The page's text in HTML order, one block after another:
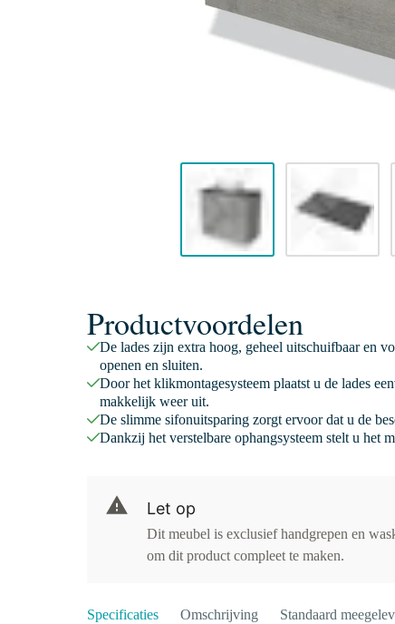
Productvoordelen
De lades zijn extra hoog, geheel uitschuifbaar en
openen en sluiten.
Door het klikmontagesysteem plaatst u de lades
makkelijk weer uit.
De slimme sifonuitsparing zorgt ervoor dat u de
Dankzij het verstelbare ophangsysteem stelt u het
Let op
Dit meubel is exclusief handgrepen en
om dit product compleet te maken.
Specificaties Omschrijving Standaard